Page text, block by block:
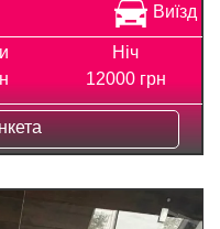
Виїзд
Ніч
12000 грн